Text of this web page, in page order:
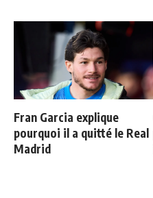
Fran Garcia explique
pourquoi il a quitté le Real
Madrid